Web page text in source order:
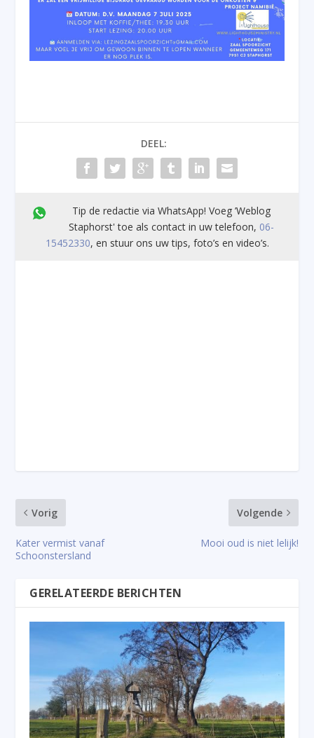
DEEL:
Tip de redactie via WhatsApp! Voeg ’Weblog
Staphorst' toe als contact in uw telefoon, 06-
15452330, en stuur ons uw tips, foto’s en video’s.
Vorig
Kater vermist vanaf
Schoonstersland
Volgende
Mooi oud is niet lelijk!
GERELATEERDE BERICHTEN